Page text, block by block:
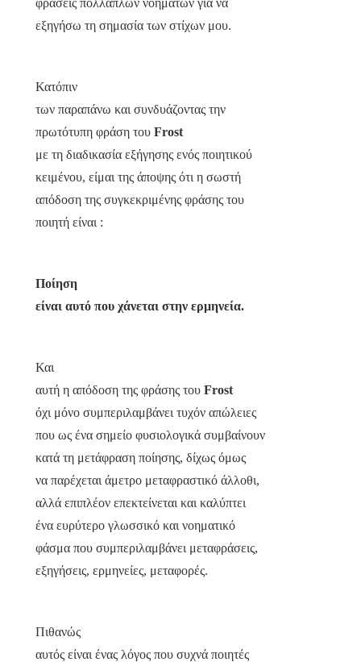
φράσεις πολλαπλών νοημάτων για να
εξηγήσω τη σημασία των στίχων μου.
Κατόπιν
των παραπάνω και συνδυάζοντας την
πρωτότυπη φράση του Frost
με τη διαδικασία εξήγησης ενός ποιητικού
κειμένου, είμαι της άποψης ότι η σωστή
απόδοση της συγκεκριμένης φράσης του
ποιητή είναι :
Ποίηση
είναι αυτό που χάνεται στην ερμηνεία.
Και
αυτή η απόδοση της φράσης του Frost
όχι μόνο συμπεριλαμβάνει τυχόν απώλειες
που ως ένα σημείο φυσιολογικά συμβαίνουν
κατά τη μετάφραση ποίησης, δίχως όμως
να παρέχεται άμετρο μεταφραστικό άλλοθι,
αλλά επιπλέον επεκτείνεται και καλύπτει
ένα ευρύτερο γλωσσικό και νοηματικό
φάσμα που συμπεριλαμβάνει μεταφράσεις,
εξηγήσεις, ερμηνείες, μεταφορές.
Πιθανώς
αυτός είναι ένας λόγος που συχνά ποιητές